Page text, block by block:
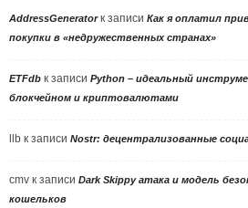
AddressGeneratorк записи Как я оплатил
покупки в «недружественных странах»
ETFdb к записи Python – идеальный
блокчейном и криптовалютами
llb к записи Nostr: децентрализованные
cmv к записи Dark Skippy атака и модель
кошельков